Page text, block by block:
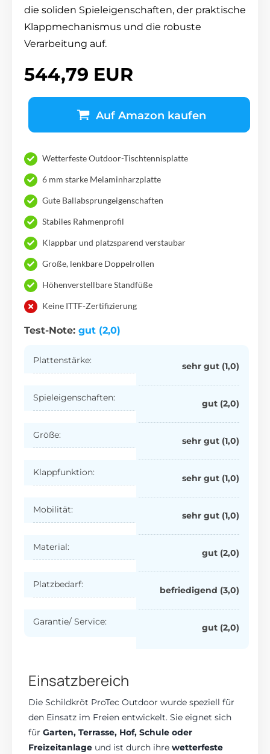
die soliden Spieleigenschaften, der praktische
Klappmechanismus und die robuste
Verarbeitung auf.
544,79 EUR
Auf Amazon kaufen
Wetterfeste Outdoor-Tischtennisplatte
6 mm starke Melaminharzplatte
Gute Ballabsprungeigenschaften
Stabiles Rahmenprofil
Klappbar und platzsparend verstaubar
Große, lenkbare Doppelrollen
Höhenverstellbare Standfüße
Keine ITTF-Zertifizierung
Test-Note: gut (2,0)
Plattenstärke:
sehr gut (1,0)
Spieleigenschaften:
gut (2,0)
Größe:
sehr gut (1,0)
Klappfunktion:
sehr gut (1,0)
Mobilität:
sehr gut (1,0)
Material:
gut (2,0)
Platzbedarf:
befriedigend (3,0)
Garantie/ Service:
gut (2,0)
Einsatzbereich
Die Schildkröt ProTec Outdoor wurde speziell für
den Einsatz im Freien entwickelt. Sie eignet sich
fürGarten, Terrasse, Hof, Schule oder
Freizeitanlage und ist durch ihrewetterfeste